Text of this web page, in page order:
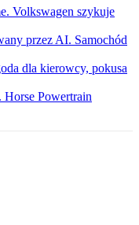
Volkswagen szykuje
przez AI. Samochód
dla kierowcy, pokusa
Powertrain